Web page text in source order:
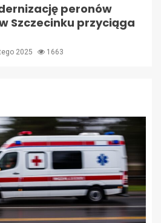
peronów
Szczecinku przyciąga
2025 1663